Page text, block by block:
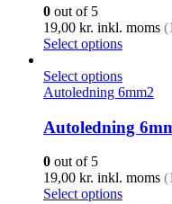
0 out of 5
19,00 kr. inkl. moms (
Select options
Select options
Autoledning 6mm2
Autoledning
0 out of 5
19,00 kr. inkl. moms (
Select options